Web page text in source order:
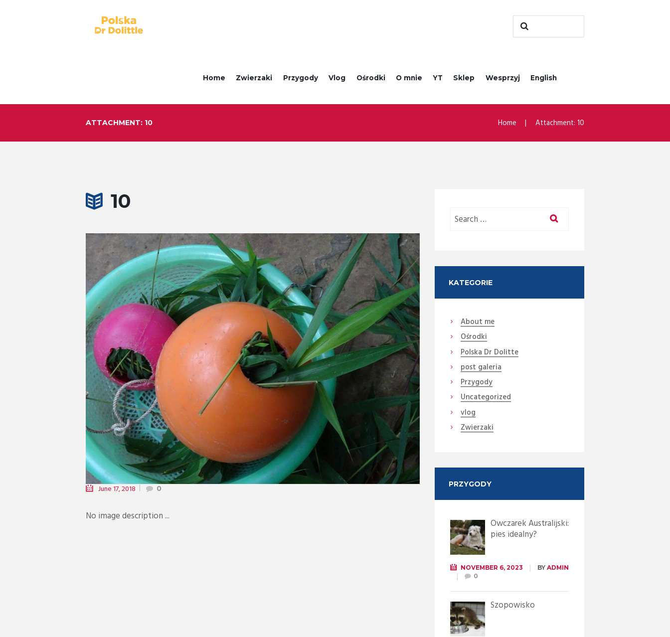
Home Zwierzaki Przygody Vlog Ośrodki O mnie YT Sklep Wesprzyj English
ATTACHMENT: 10 Home Attachment: 10
10
June 17, 2018 0
No image description ...
KATEGORIE
About me
Ośrodki
Polska Dr Dolitte
post galeria
Przygody
Uncategorized
vlog
Zwierzaki
PRZYGODY
Owczarek Australijski:
pies idealny?
NOVEMBER 6, 2023 BY ADMIN
0
Szopowisko